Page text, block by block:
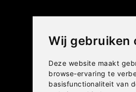
Wij gebruiken
Deze website maakt
browse-ervaring te
basisfunctionaliteit van